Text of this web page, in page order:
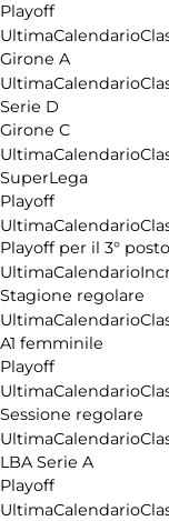
Playoff
UltimaCalendario
Girone A
UltimaCalendario
Serie D
Girone C
UltimaCalendario
SuperLega
Playoff
UltimaCalendario
Playoff per il 3° posto
UltimaCalendario
Stagione regolare
UltimaCalendario
A1 femminile
Playoff
UltimaCalendario
Sessione regolare
UltimaCalendario
LBA Serie A
Playoff
UltimaCalendario